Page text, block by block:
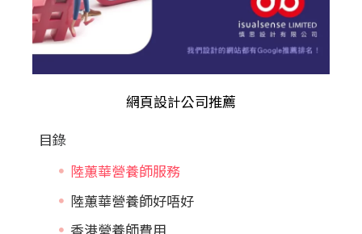
網頁設計公司推薦
目錄
陸蕙華營養師服務
陸蕙華營養師好唔好
香港營養師費用